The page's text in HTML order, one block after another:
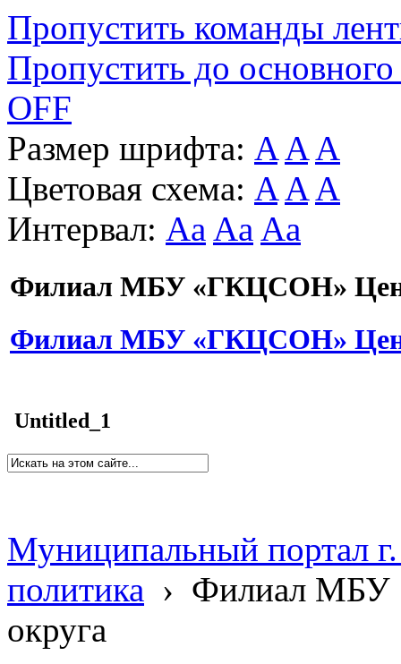
Пропустить команды
Пропустить до основного
OFF
Размер шрифта: A A A
Цветовая схема: A A A
Интервал: Aa Aa Aa
Филиал МБУ «ГКЦСОН»
Филиал МБУ «ГКЦСОН»
Untitled_1
Муниципальный портал
политика › Филиал МБУ
округа